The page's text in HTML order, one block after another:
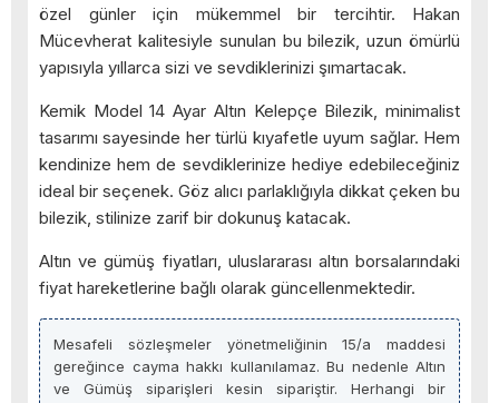
özel günler için mükemmel bir tercihtir. Hakan
Mücevherat kalitesiyle sunulan bu bilezik, uzun ömürlü
yapısıyla yıllarca sizi ve sevdiklerinizi şımartacak.
Kemik Model 14 Ayar Altın Kelepçe Bilezik, minimalist
tasarımı sayesinde her türlü kıyafetle uyum sağlar. Hem
kendinize hem de sevdiklerinize hediye edebileceğiniz
ideal bir seçenek. Göz alıcı parlaklığıyla dikkat çeken bu
bilezik, stilinize zarif bir dokunuş katacak.
Altın ve gümüş fiyatları, uluslararası altın borsalarındaki
fiyat hareketlerine bağlı olarak güncellenmektedir.
Mesafeli sözleşmeler yönetmeliğinin 15/a maddesi
gereğince cayma hakkı kullanılamaz. Bu nedenle Altın
ve Gümüş siparişleri kesin sipariştir. Herhangi bir